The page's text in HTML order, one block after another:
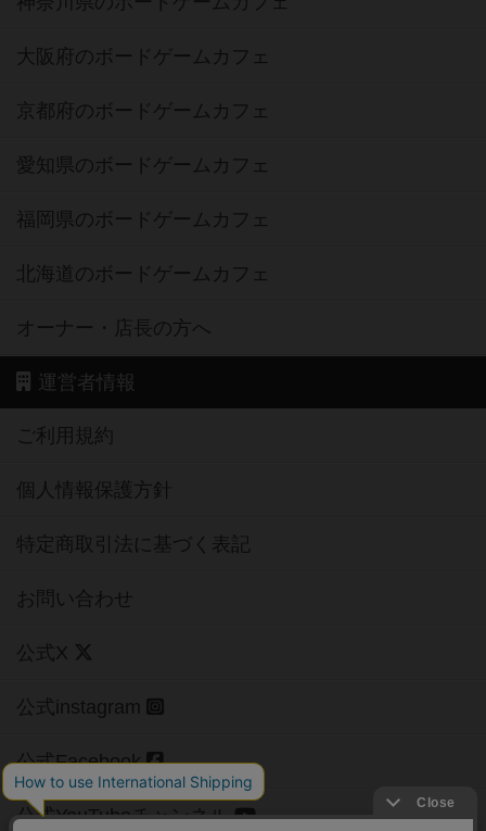
大阪府のボードゲームカフェ
京都府のボードゲームカフェ
愛知県のボードゲームカフェ
福岡県のボードゲームカフェ
北海道のボードゲームカフェ
オーナー・店長の方へ
運営者情報
ご利用規約
個人情報保護方針
特定商取引法に基づく表記
お問い合わせ
公式X
公式instagram
公式Facebook
公式YouTubeチャンネル